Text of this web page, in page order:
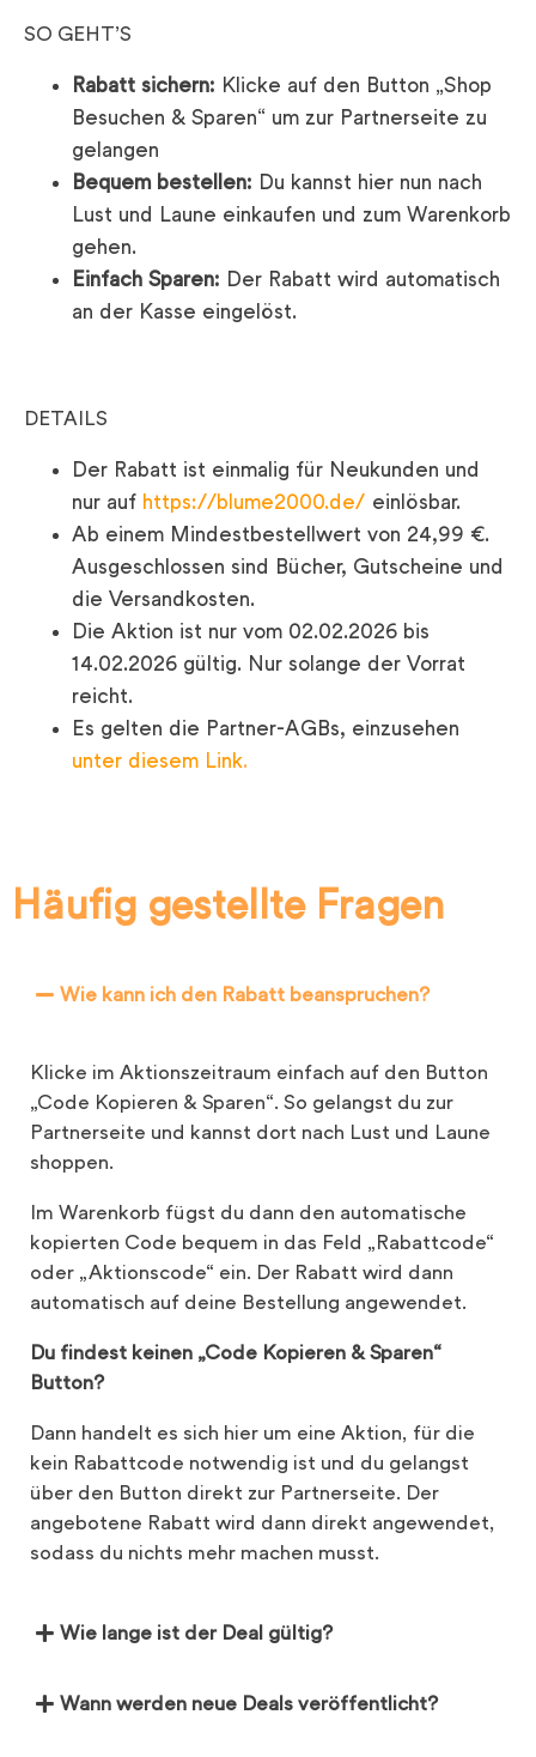
SO GEHT’S
Rabatt sichern: Klicke auf den Button „Shop
Besuchen & Sparen“ um zur Partnerseite zu
gelangen
Bequem bestellen: Du kannst hier nun nach
Lust und Laune einkaufen und zum Warenkorb
gehen.
Einfach Sparen: Der Rabatt wird automatisch
an der Kasse eingelöst.
DETAILS
Der Rabatt ist einmalig für Neukunden und
nur auf https://blume2000.de/ einlösbar.
Ab einem Mindestbestellwert von 24,99 €.
Ausgeschlossen sind Bücher, Gutscheine und
die Versandkosten.
Die Aktion ist nur vom 02.02.2026 bis
14.02.2026 gültig. Nur solange der Vorrat
reicht.
Es gelten die Partner-AGBs, einzusehen
unter diesem Link.
Häufig gestellte Fragen
Wie kann ich den Rabatt beanspruchen?
Klicke im Aktionszeitraum einfach auf den Button
„Code Kopieren & Sparen“. So gelangst du zur
Partnerseite und kannst dort nach Lust und Laune
shoppen.
Im Warenkorb fügst du dann den automatische
kopierten Code bequem in das Feld „Rabattcode“
oder „Aktionscode“ ein. Der Rabatt wird dann
automatisch auf deine Bestellung angewendet.
Du findest keinen „Code Kopieren & Sparen“
Button?
Dann handelt es sich hier um eine Aktion, für die
kein Rabattcode notwendig ist und du gelangst
über den Button direkt zur Partnerseite. Der
angebotene Rabatt wird dann direkt angewendet,
sodass du nichts mehr machen musst.
Wie lange ist der Deal gültig?
Wann werden neue Deals veröffentlicht?